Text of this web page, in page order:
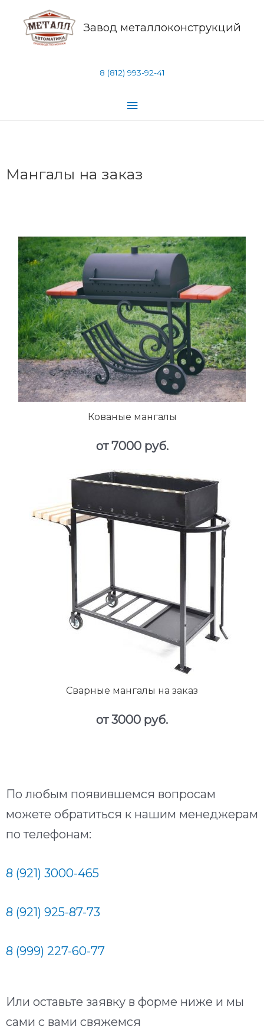
Завод металлоконструкций
8 (812) 993-92-41
Мангалы на заказ
Кованые мангалы
от 7000 руб.
Сварные мангалы на заказ
от 3000 руб.
По любым появившемся вопросам
можете обратиться к нашим менеджерам
по телефонам:
8 (921) 3000-465
8 (921) 925-87-73
8 (999) 227-60-77
Или оставьте заявку в форме ниже и мы
сами с вами свяжемся